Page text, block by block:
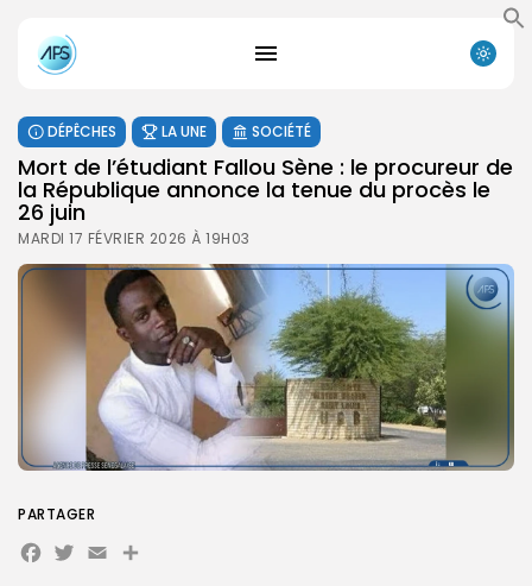
DÉPÊCHES LA UNE SOCIÉTÉ
Mort de l’étudiant Fallou Sène : le procureur de
la République annonce la tenue du procès le
26 juin
MARDI 17 FÉVRIER 2026 À 19H03
PARTAGER
Facebook
Twitter
EmailPartager